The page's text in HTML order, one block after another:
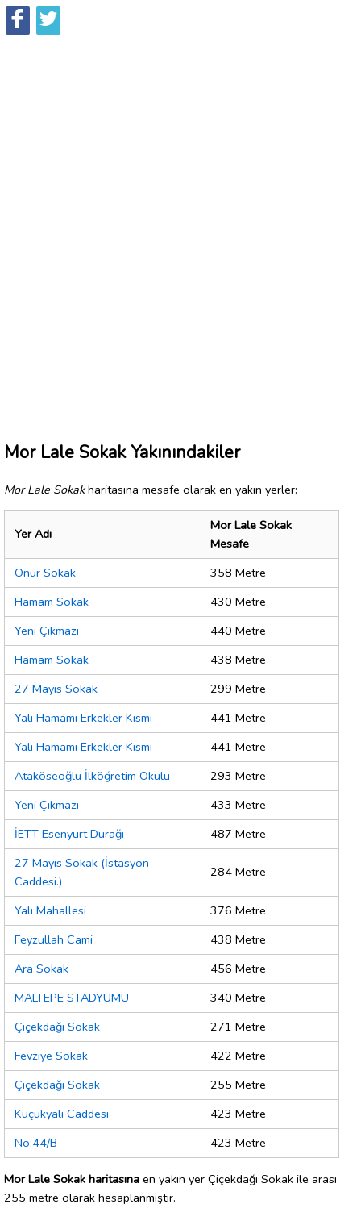
Mor Lale Sokak Yakınındakiler
Mor Lale Sokakharitasına mesafe olarak en yakın yerler:
Yer Adı
Mor Lale Sokak
Mesafe
Onur Sokak
358 Metre
Hamam Sokak
430 Metre
Yeni Çıkmazı
440 Metre
Hamam Sokak
438 Metre
27 Mayıs Sokak
299 Metre
Yalı Hamamı Erkekler Kısmı
441 Metre
Yalı Hamamı Erkekler Kısmı
441 Metre
Ataköseoğlu İlköğretim Okulu
293 Metre
Yeni Çıkmazı
433 Metre
İETT Esenyurt Durağı
487 Metre
27 Mayıs Sokak (İstasyon
Caddesi.)
284 Metre
Yalı Mahallesi
376 Metre
Feyzullah Cami
438 Metre
Ara Sokak
456 Metre
MALTEPE STADYUMU
340 Metre
Çiçekdağı Sokak
271 Metre
Fevziye Sokak
422 Metre
Çiçekdağı Sokak
255 Metre
Küçükyalı Caddesi
423 Metre
No:44/B
423 Metre
Mor Lale Sokak haritasına en yakın yer Çiçekdağı Sokak ile arası
255 metre olarak hesaplanmıştır.